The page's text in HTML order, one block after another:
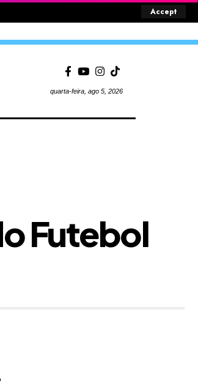
Accept
quarta-feira, ago 5, 2026
Futebol